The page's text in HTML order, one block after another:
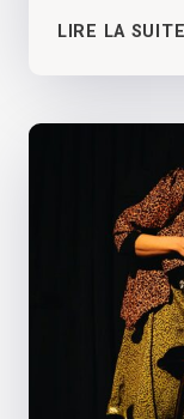
LIRE LA SUITE